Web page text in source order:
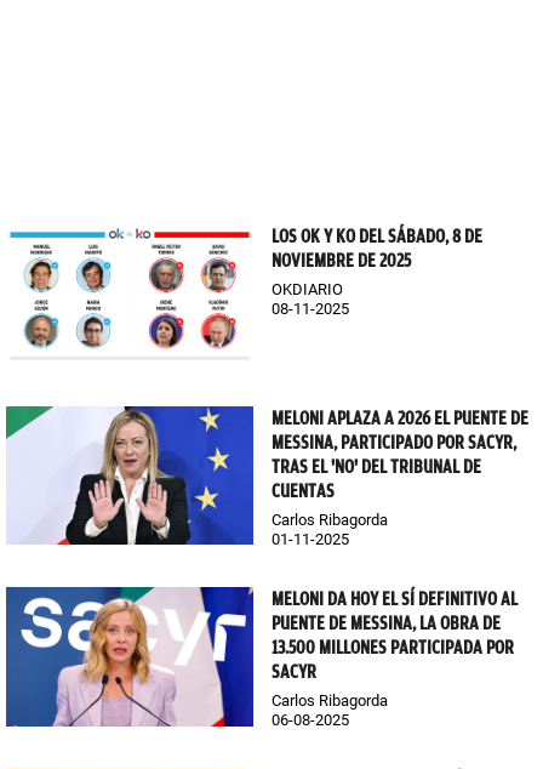
LOS OK Y KO DEL SÁBADO, 8 DE
NOVIEMBRE DE 2025
OKDIARIO
08-11-2025
MELONI APLAZA A 2026 EL PUENTE DE
MESSINA, PARTICIPADO POR SACYR,
TRAS EL 'NO' DEL TRIBUNAL DE
CUENTAS
Carlos Ribagorda
01-11-2025
MELONI DA HOY EL SÍ DEFINITIVO AL
PUENTE DE MESSINA, LA OBRA DE
13.500 MILLONES PARTICIPADA POR
SACYR
Carlos Ribagorda
06-08-2025